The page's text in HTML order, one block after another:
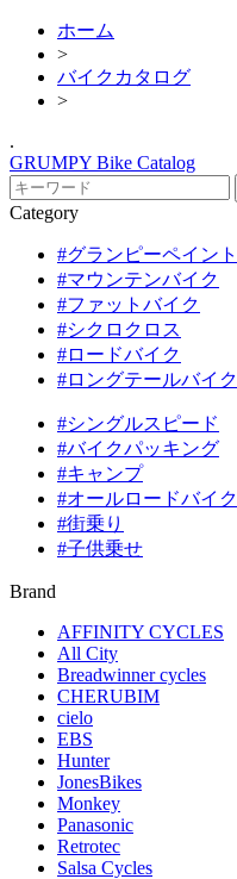
ホーム
>
バイクカタログ
>
.
GRUMPY Bike Catalog
Category
#グランピーペイント
#マウンテンバイク
#ファットバイク
#シクロクロス
#ロードバイク
#ロングテールバイク
#シングルスピード
#バイクパッキング
#キャンプ
#オールロードバイク
#街乗り
#子供乗せ
Brand
AFFINITY CYCLES
All City
Breadwinner cycles
CHERUBIM
cielo
EBS
Hunter
JonesBikes
Monkey
Panasonic
Retrotec
Salsa Cycles